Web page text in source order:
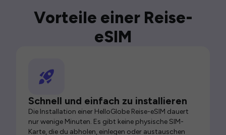
Vorteile einer Reise-
eSIM
Schnell und einfach zu installieren
Die Installation einer HelloGlobe Reise-eSIM dauert
nur wenige Minuten. Es gibt keine physische SIM-
Karte, die du abholen, einlegen oder austauschen